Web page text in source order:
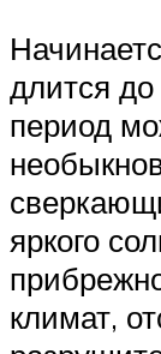
длится до
период
яркого
климат,